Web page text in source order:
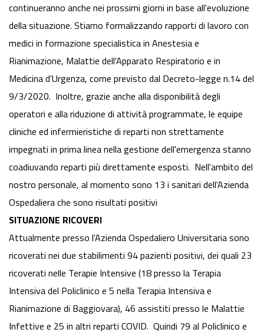
continueranno anche nei prossimi giorni in base all'evoluzione
della situazione. Stiamo formalizzando rapporti di lavoro con
medici in formazione specialistica in Anestesia e
Rianimazione, Malattie dell'Apparato Respiratorio e in
Medicina d'Urgenza, come previsto dal Decreto-legge n.14 del
9/3/2020. Inoltre, grazie anche alla disponibilità degli
operatori e alla riduzione di attività programmate, le equipe
cliniche ed infermieristiche di reparti non strettamente
impegnati in prima linea nella gestione dell'emergenza stanno
coadiuvando reparti più direttamente esposti. Nell'ambito del
nostro personale, al momento sono 13 i sanitari dell'Azienda
Ospedaliera che sono risultati positivi
SITUAZIONE RICOVERI
Attualmente presso l'Azienda Ospedaliero Universitaria sono
ricoverati nei due stabilimenti 94 pazienti positivi, dei quali 23
ricoverati nelle Terapie Intensive (18 presso la Terapia
Intensiva del Policlinico e 5 nella Terapia Intensiva e
Rianimazione di Baggiovara), 46 assistiti presso le Malattie
Infettive e 25 in altri reparti COVID. Quindi 79 al Policlinico e